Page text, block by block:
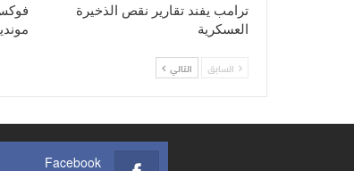
ترامب يفند تقارير نقص الذخيرة
العسكرية
السابق التالي
Facebook